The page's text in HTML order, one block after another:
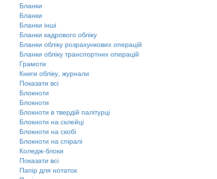
Бланки
Бланки
Бланки інші
Бланки кадрового обліку
Бланки обліку розрахункових операцій
Бланки обліку транспортних операцій
Грамоти
Книги обліку, журнали
Показати всі
Блокноти
Блокноти
Блокноти в твердій палітурці
Блокноти на склейці
Блокноти на скобі
Блокноти на спіралі
Коледж-блоки
Показати всі
Папір для нотаток